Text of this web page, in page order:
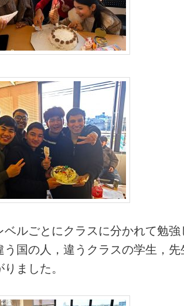
ベルごとにクラスに分かれて勉
う国の人，違うクラスの学生，
ました。